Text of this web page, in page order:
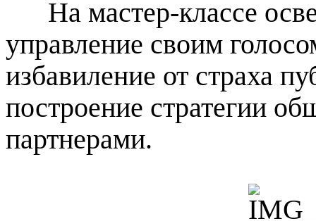
На мастер-классе
управление своим
избавиление от страха
построение стратегии
партнерами.